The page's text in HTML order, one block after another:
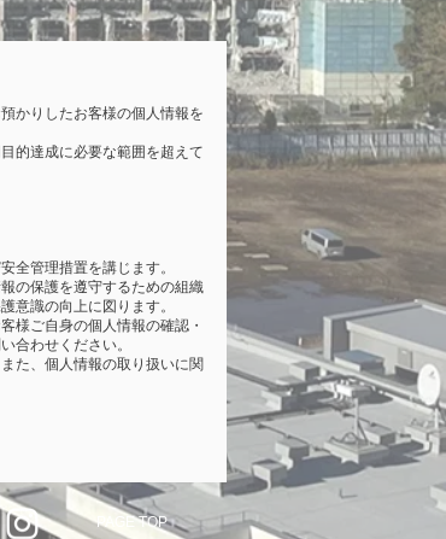
かりしたお客様の個人情報を
的達成に必要な範囲を超えて
全管理措置を講じます。
の保護を遵守するための組織
意識の向上に図ります。
様ご自身の個人情報の確認・
合わせください。
た、個人情報の取り扱いに関
PAGE TOP